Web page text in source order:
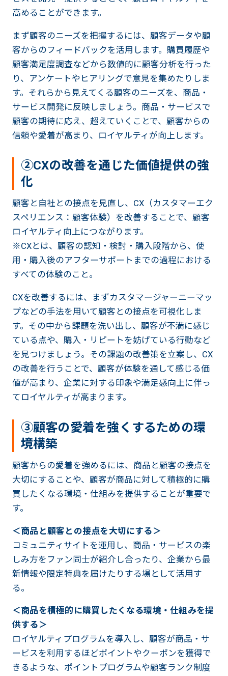
高めることができます。
まず顧客のニーズを把握するには、顧客データや顧
客からのフィードバックを活用します。購買履歴や
顧客満足度調査などから数値的に顧客分析を行った
り、アンケートやヒアリングで意見を集めたりしま
す。それらから見えてくる顧客のニーズを、商品・
サービス開発に反映しましょう。商品・サービスで
顧客の期待に応え、超えていくことで、顧客からの
信頼や愛着が高まり、ロイヤルティが向上します。
②CXの改善を通じた価値提供の強
化
顧客と自社との接点を見直し、CX（カスタマーエク
スペリエンス：顧客体験）を改善することで、顧客
ロイヤルティ向上につながります。
※CXとは、顧客の認知・検討・購入段階から、使
用・購入後のアフターサポートまでの過程における
すべての体験のこと。
CXを改善するには、まずカスタマージャーニーマッ
プなどの手法を用いて顧客との接点を可視化しま
す。その中から課題を洗い出し、顧客が不満に感じ
ている点や、購入・リピートを妨げている行動など
を見つけましょう。その課題の改善策を立案し、CX
の改善を行うことで、顧客が体験を通して感じる価
値が高まり、企業に対する印象や満足感向上に伴っ
てロイヤルティが高まります。
③顧客の愛着を強くするための環
境構築
顧客からの愛着を強めるには、商品と顧客の接点を
大切にすることや、顧客が商品に対して積極的に購
買したくなる環境・仕組みを提供することが重要で
す。
＜商品と顧客との接点を大切にする＞
コミュニティサイトを運用し、商品・サービスの楽
しみ方をファン同士が紹介し合ったり、企業から最
新情報や限定特典を届けたりする場として活用す
る。
＜商品を積極的に購買したくなる環境・仕組みを提
供する＞
ロイヤルティプログラムを導入し、顧客が商品・サ
ービスを利用するほどポイントやクーポンを獲得で
きるような、ポイントプログラムや顧客ランク制度